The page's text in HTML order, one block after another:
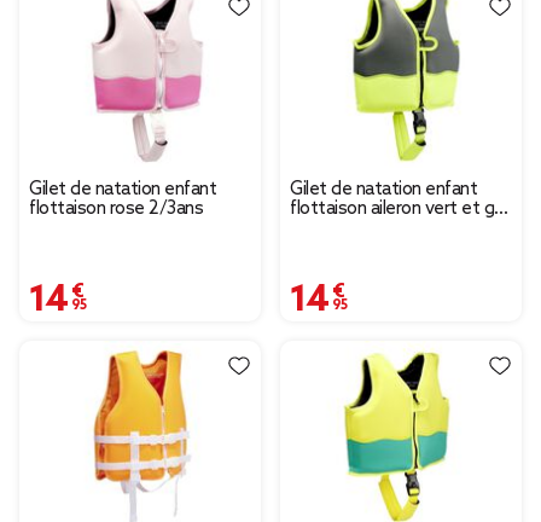
Gilet de natation enfant
flottaison rose 2/3ans
14,95 €
Gilet de natation enfant
flottaison aileron vert et gris
14,95 €